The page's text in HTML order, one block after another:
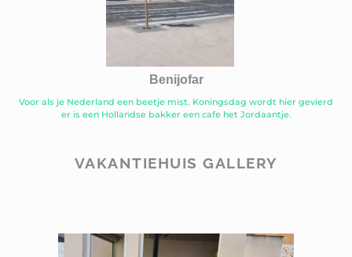
Benijofar
Voor als je Nederland een beetje mist. Koningsdag wordt hier gevierd
er is een Hollandse bakker een cafe het Jordaantje.
VAKANTIEHUIS GALLERY